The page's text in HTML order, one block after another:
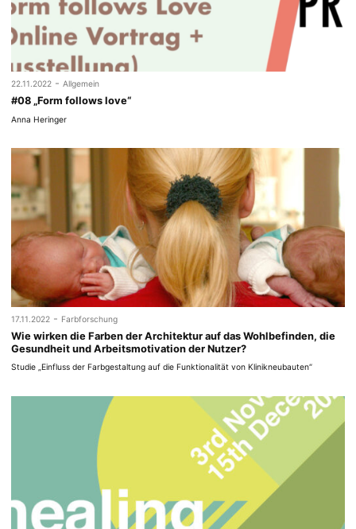
22.11.2022 - Allgemein
#08 „Form follows love“
Anna Heringer
17.11.2022 - Farbforschung
Wie wirken die Farben der Architektur auf das Wohlbefinden, die
Gesundheit und Arbeitsmotivation der Nutzer?
Studie „Einfluss der Farbgestaltung auf die Funktionalität von Klinikneubauten“